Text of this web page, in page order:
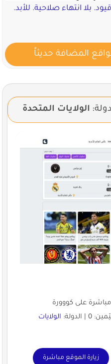
المضافة حديثاً
الولايات المتحدة
مباشرة على كووورة
الولايات
زيارة الموقع مباشرة